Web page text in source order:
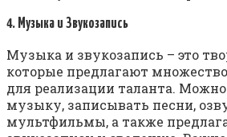
4. Музыка и Звукозапись
Музыка и звукозапись – это
которые предлагают
для реализации таланта. Можно
музыку, записывать песни,
мультфильмы, а также